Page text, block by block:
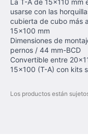
La T-A de 15x110 mm
usarse con las
cubierta de cubo más
15x100 mm
Dimensiones de
pernos / 44 mm-BCD
Convertible entre
15x100 (T-A) con kits
Los productos están